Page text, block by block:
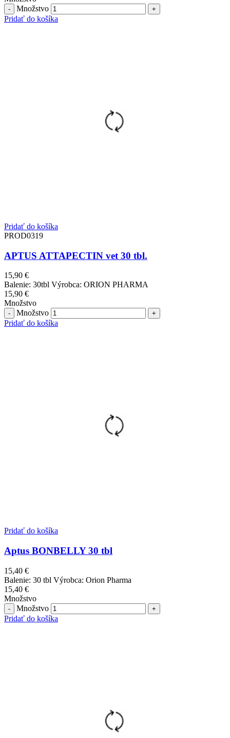
Množstvo
Pridať do košíka
Pridať do košíka
PROD0319
APTUS ATTAPECTIN vet 30 tbl.
15,90 €
Balenie: 30tbl Výrobca: ORION PHARMA
15,90 €
Množstvo
Množstvo
Pridať do košíka
Pridať do košíka
Aptus BONBELLY 30 tbl
15,40 €
Balenie: 30 tbl Výrobca: Orion Pharma
15,40 €
Množstvo
Množstvo
Pridať do košíka